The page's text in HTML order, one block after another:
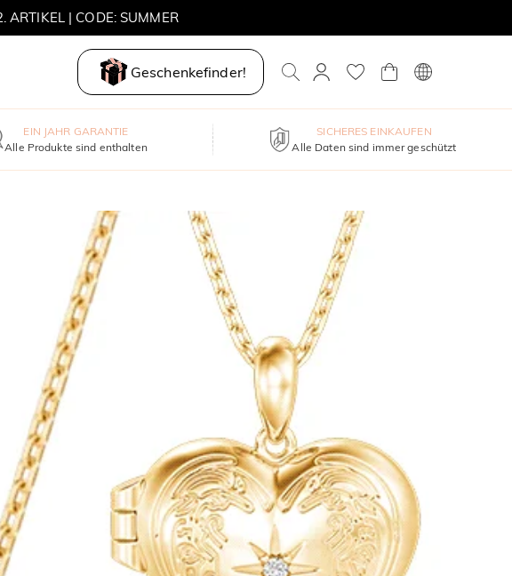
ARTIKEL | CODE: SUMMER
Geschenkefinder!
EIN JAHR GARANTIE
Alle Produkte sind enthalten
SICHERES EINKAUFEN
Alle Daten sind immer geschützt